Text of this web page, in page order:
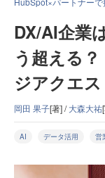
DX/AI企業
う超える
ジアクエス
岡田 果子[著] /大森大祐
AI データ活用 営